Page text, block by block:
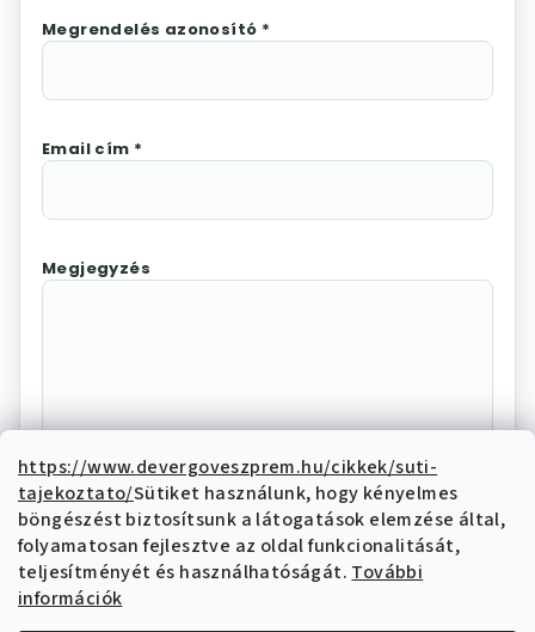
https://www.devergoveszprem.hu/cikkek/suti-
tajekoztato/Sütiket használunk, hogy kényelmes
böngészést biztosítsunk a látogatások elemzése által,
folyamatosan fejlesztve az oldal funkcionalitását,
teljesítményét és használhatóságát. További
információk
Megrendelés azonosító *
Email cím *
Megjegyzés
Az "Elállás megerősítése"
megnyomásával Ön elektronikus úton
elállási nyilatkozatot tesz és nyilatkozik,
hogy megismerte és elfogadja az elállási
funkcióval kapcsolatban az